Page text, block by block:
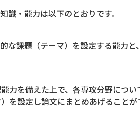
識・能力は以下のとおりです。
課題（テーマ）を設定する能力と
を備えた上で、各専攻分野につ
を設定し論文にまとめあげることが